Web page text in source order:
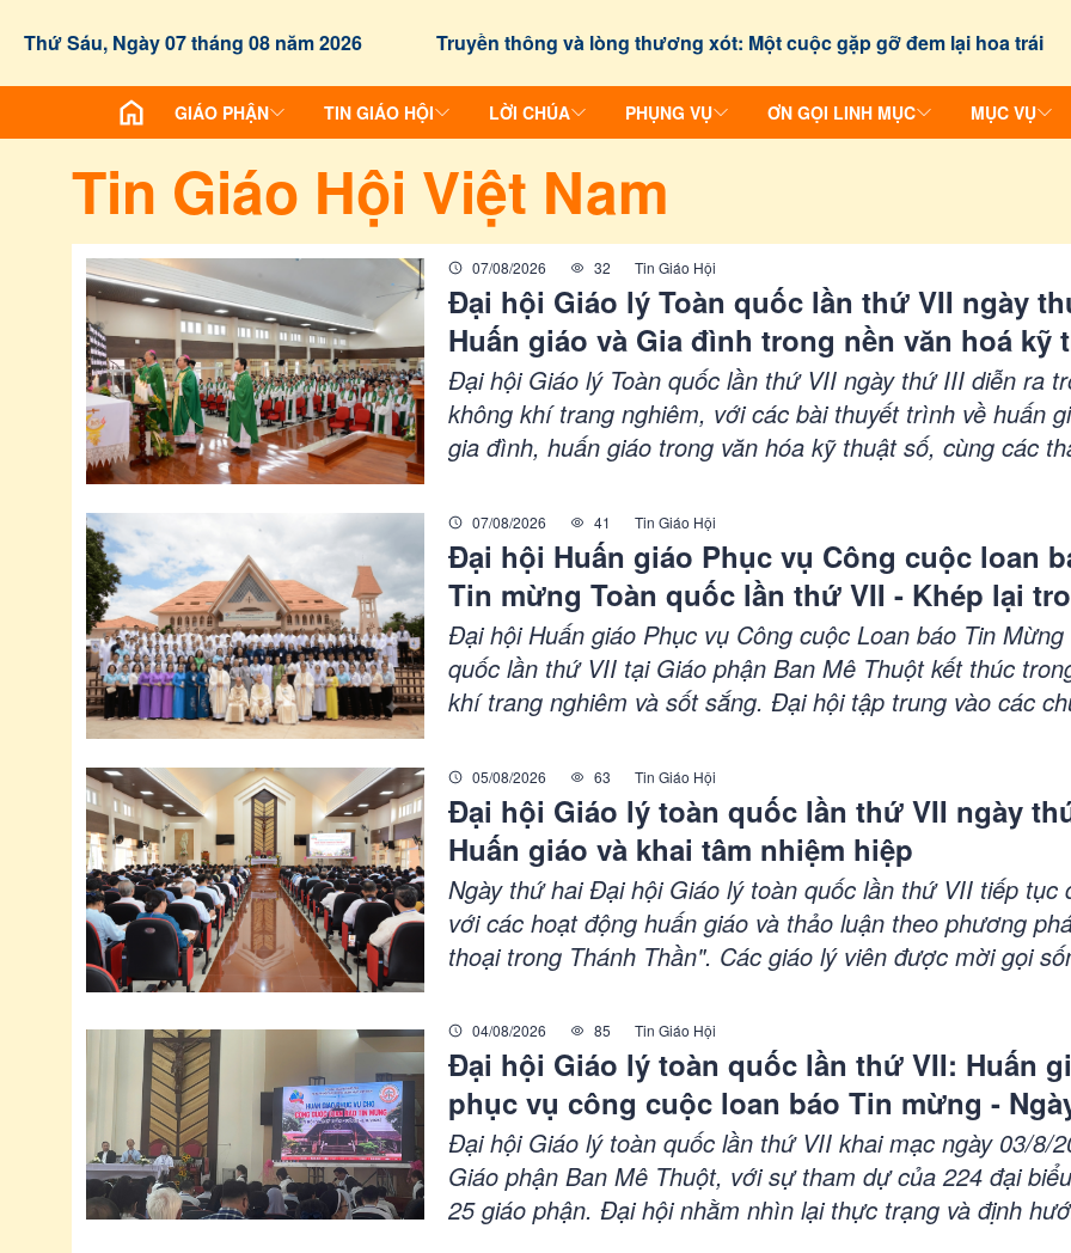
Thứ Sáu, Ngày 07 tháng 08 năm 2026 Truyền thông và lòng thương xót: Một cuộc gặp gỡ đem lại hoa trái
GIÁO PHẬN TIN GIÁO HỘI LỜI CHÚA PHỤNG VỤ ƠN GỌI LINH MỤC MỤC VỤ
Tin Giáo Hội Việt Nam
07/08/2026 32 Tin Giáo Hội
Đại hội Giáo lý Toàn quốc lần thứ VII ngày
Huấn giáo và Gia đình trong nền văn hoá kỹ
số
Đại hội Giáo lý Toàn quốc lần thứ VII ngày thứ III diễn ra
không khí trang nghiêm, với các bài thuyết trình về huấn
gia đình, huấn giáo trong văn hóa kỹ thuật số, cùng các
tham gia tích cực, chia sẻ kinh nghiệm và đề xuất giải pháp
việc truyền bá Tin Mừng trong xã hội hiện đại.
07/08/2026 41 Tin Giáo Hội
Đại hội Huấn giáo Phục vụ Công cuộc loan
Tin mừng Toàn quốc lần thứ VII - Khép lại
hiệp thông, mở ra một hướng đi mới cho
cuộc huấn giáo Việt Nam
Đại hội Huấn giáo Phục vụ Công cuộc Loan báo Tin Mừng
quốc lần thứ VII tại Giáo phận Ban Mê Thuột kết thúc
khí trang nghiêm và sốt sắng. Đại hội tập trung vào các
định hướng mới cho công cuộc huấn giáo tại Việt Nam. Các
biểu đã cùng nhau đối thoại, phân định và đề ra những giải
thiết thực.
05/08/2026 63 Tin Giáo Hội
Đại hội Giáo lý toàn quốc lần thứ VII ngày
Huấn giáo và khai tâm nhiệm hiệp
Ngày thứ hai Đại hội Giáo lý toàn quốc lần thứ VII tiếp tục
với các hoạt động huấn giáo và thảo luận theo phương
thoại trong Thánh Thần". Các giáo lý viên được mời gọi
tin cách trưởng thành. Buổi chiều, các nhóm thảo luận sôi
chia sẻ kinh nghiệm và đề xuất giải pháp cho việc đào tạo
viên.
04/08/2026 85 Tin Giáo Hội
Đại hội Giáo lý toàn quốc lần thứ VII: Huấn
phục vụ công cuộc loan báo Tin mừng -
mạc
Đại hội Giáo lý toàn quốc lần thứ VII khai mạc ngày 03/8/
Giáo phận Ban Mê Thuột, với sự tham dự của 224 đại
25 giáo phận. Đại hội nhằm nhìn lại thực trạng và định